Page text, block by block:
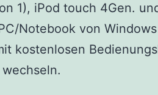
1), iPod touch 4Gen.
Notebook von
kostenlosen